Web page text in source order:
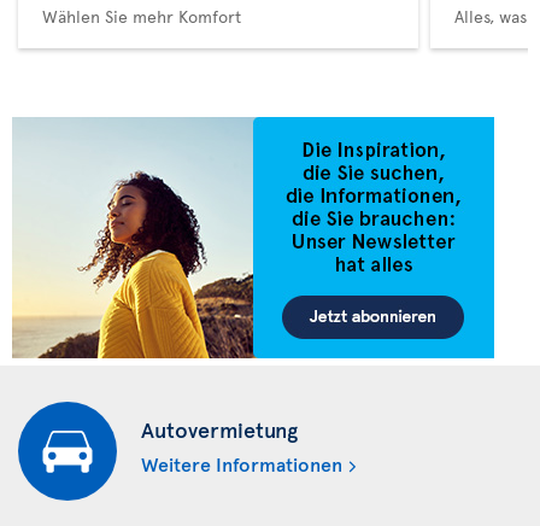
Wählen Sie mehr Komfort Alles, was
Autovermietung
Weitere Informationen